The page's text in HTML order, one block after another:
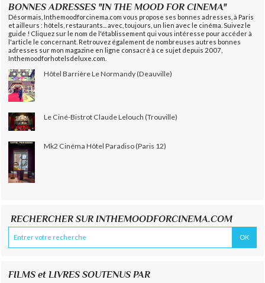
BONNES ADRESSES "IN THE MOOD FOR CINEMA"
Désormais, Inthemoodforcinema.com vous propose ses bonnes adresses, à Paris
et ailleurs : hôtels, restaurants... avec, toujours, un lien avec le cinéma. Suivez le
guide ! Cliquez sur le nom de l'établissement qui vous intéresse pour accéder à
l'article le concernant. Retrouvez également de nombreuses autres bonnes
adresses sur mon magazine en ligne consacré à ce sujet depuis 2007,
Inthemoodforhotelsdeluxe.com.
Hôtel Barrière Le Normandy (Deauville)
Le Ciné-Bistrot Claude Lelouch (Trouville)
Mk2 Cinéma Hôtel Paradiso (Paris 12)
RECHERCHER SUR INTHEMOODFORCINEMA.COM
FILMS et LIVRES SOUTENUS PAR